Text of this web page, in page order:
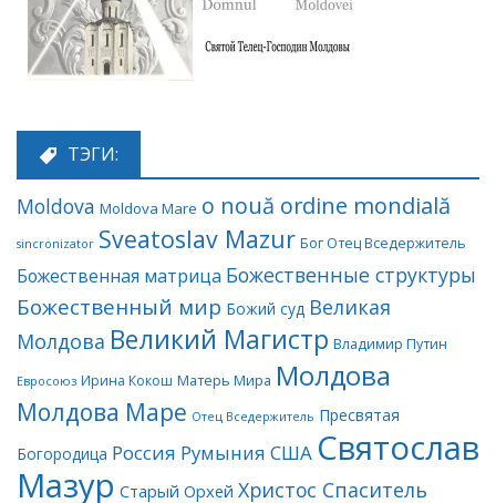
ТЭГИ:
Moldova Moldova Mare o nouă ordine mondială
sincronizator Sveatoslav Mazur Бог Отец Вседержитель
Божественная матрица Божественные структуры
Божественный мир Божий суд Великая
Молдова Великий Магистр Владимир Путин
Евросоюз Ирина Кокош Матерь Мира Молдова
Молдова Маре Отец Вседержитель Пресвятая
Богородица Россия Румыния США Святослав
Мазур Старый Орхей Христос Спаситель